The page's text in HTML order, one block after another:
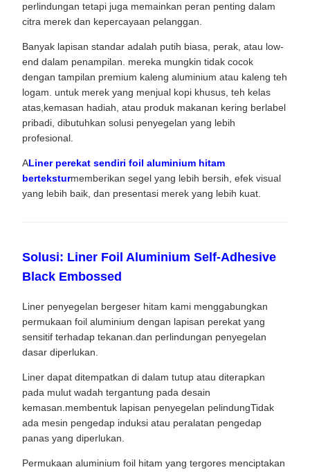
perlindungan tetapi juga memainkan peran penting dalam
citra merek dan kepercayaan pelanggan.
Banyak lapisan standar adalah putih biasa, perak, atau low-
end dalam penampilan. mereka mungkin tidak cocok
dengan tampilan premium kaleng aluminium atau kaleng teh
logam. untuk merek yang menjual kopi khusus, teh kelas
atas,kemasan hadiah, atau produk makanan kering berlabel
pribadi, dibutuhkan solusi penyegelan yang lebih
profesional.
ALiner perekat sendiri foil aluminium hitam
berteksturmemberikan segel yang lebih bersih, efek visual
yang lebih baik, dan presentasi merek yang lebih kuat.
Solusi: Liner Foil Aluminium Self-Adhesive
Black Embossed
Liner penyegelan bergeser hitam kami menggabungkan
permukaan foil aluminium dengan lapisan perekat yang
sensitif terhadap tekanan.dan perlindungan penyegelan
dasar diperlukan.
Liner dapat ditempatkan di dalam tutup atau diterapkan
pada mulut wadah tergantung pada desain
kemasan.membentuk lapisan penyegelan pelindungTidak
ada mesin pengedap induksi atau peralatan pengedap
panas yang diperlukan.
Permukaan aluminium foil hitam yang tergores menciptakan